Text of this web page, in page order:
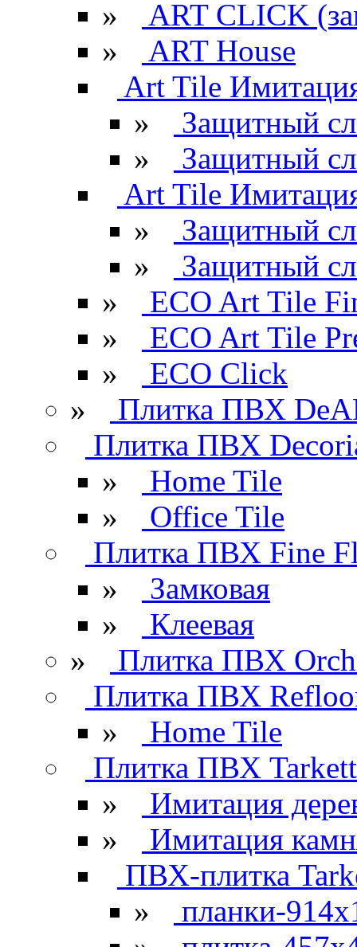
»
ART CLICK
»
ART House
Art Tile
»
Защитный
»
Защитный
Art Tile
»
Защитный
»
Защитный
»
ECO Art Tile
»
ECO Art Tile
»
ECO Click
»
Плитка ПВХ
Плитка ПВХ
»
Home Tile
»
Office Tile
Плитка ПВХ Fine
»
Замковая
»
Клеевая
»
Плитка ПВХ
Плитка ПВХ
»
Home Tile
Плитка ПВХ Tarkett
»
Имитация
»
Имитация
ПВХ-плитка
»
планки-